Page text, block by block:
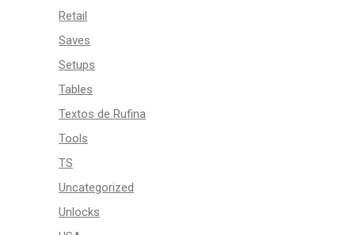
Retail
Saves
Setups
Tables
Textos de Rufina
Tools
TS
Uncategorized
Unlocks